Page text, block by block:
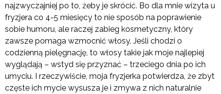
najzwyczajniej po to, żeby je skrócić. Bo dla mnie wizyta u
fryzjera co 4-5 miesięcy to nie sposób na poprawienie
sobie humoru, ale raczej zabieg kosmetyczny, który
zawsze pomaga wzmocnić włosy. Jeśli chodzi o
codzienną pielęgnację, to włosy takie jak moje najlepiej
wyglądają – wstyd się przyznać – trzeciego dnia po ich
umyciu. I rzeczywiście, moja fryzjerka potwierdza, że zbyt
częste ich mycie wysusza je i zmywa z nich naturalnie